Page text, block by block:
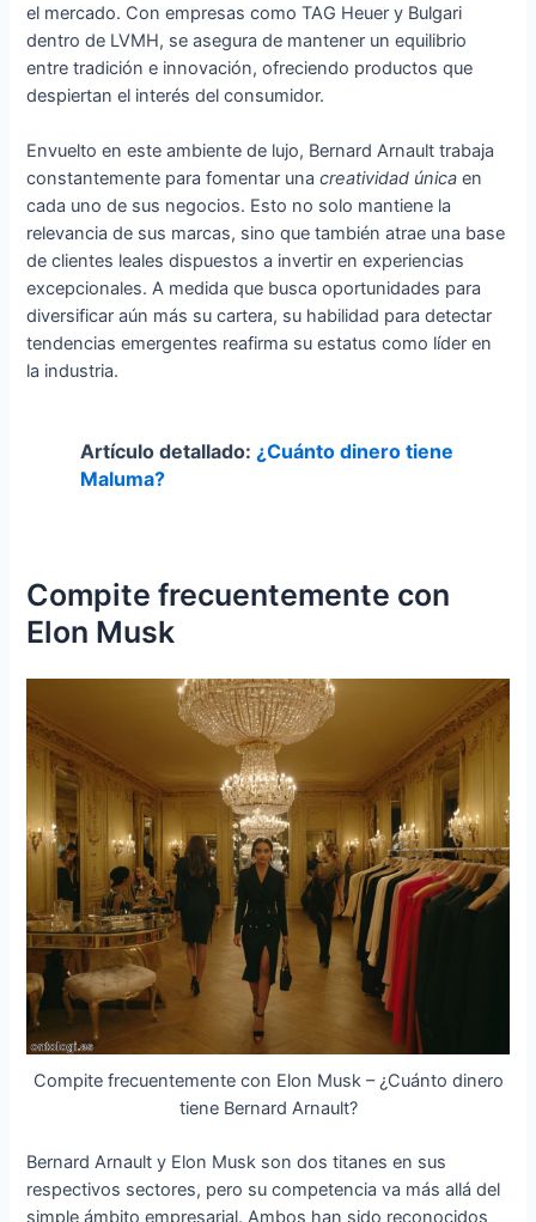
el mercado. Con empresas como TAG Heuer y Bulgari
dentro de LVMH, se asegura de mantener un equilibrio
entre tradición e innovación, ofreciendo productos que
despiertan el interés del consumidor.
Envuelto en este ambiente de lujo, Bernard Arnault trabaja
constantemente para fomentar unacreatividad única en
cada uno de sus negocios. Esto no solo mantiene la
relevancia de sus marcas, sino que también atrae una base
de clientes leales dispuestos a invertir en experiencias
excepcionales. A medida que busca oportunidades para
diversificar aún más su cartera, su habilidad para detectar
tendencias emergentes reafirma su estatus como líder en
la industria.
Artículo detallado: ¿Cuánto dinero tiene
Maluma?
Compite frecuentemente con
Elon Musk
Compite frecuentemente con Elon Musk – ¿Cuánto dinero
tiene Bernard Arnault?
Bernard Arnault y Elon Musk son dos titanes en sus
respectivos sectores, pero su competencia va más allá del
simple ámbito empresarial. Ambos han sido reconocidos